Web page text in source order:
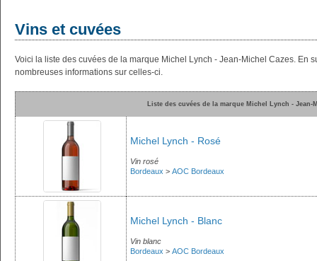
Vins et cuvées
Voici la liste des cuvées de la marque Michel Lynch - Jean-Michel Cazes. En
nombreuses informations sur celles-ci.
Liste des cuvées de la marque Michel Lynch - Jean-
Michel Lynch - Rosé
Vin rosé
Bordeaux > AOC Bordeaux
Michel Lynch - Blanc
Vin blanc
Bordeaux > AOC Bordeaux